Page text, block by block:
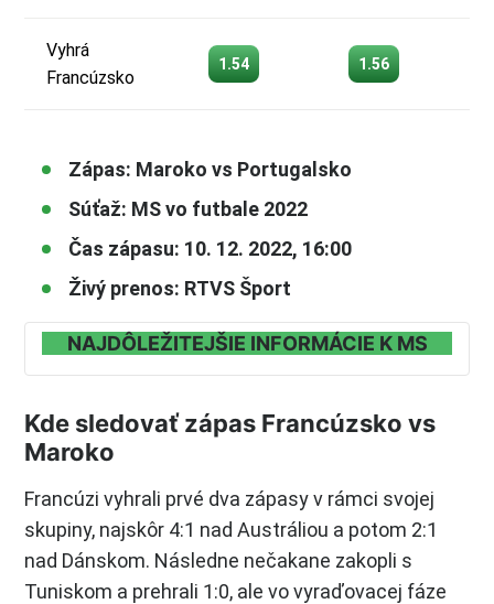
Vyhrá
Francúzsko
1.54 1.56
Zápas: Maroko vs Portugalsko
Súťaž: MS vo futbale 2022
Čas zápasu: 10. 12. 2022, 16:00
Živý prenos: RTVS Šport
NAJDÔLEŽITEJŠIE INFORMÁCIE K MS
Kde sledovať zápas Francúzsko vs
Maroko
Francúzi vyhrali prvé dva zápasy v rámci svojej
skupiny, najskôr 4:1 nad Austráliou a potom 2:1
nad Dánskom. Následne nečakane zakopli s
Tuniskom a prehrali 1:0, ale vo vyraďovacej fáze